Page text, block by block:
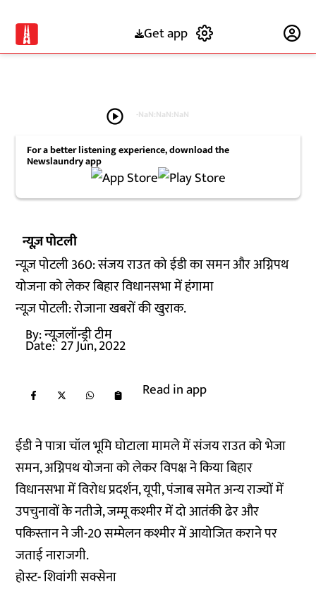
Get app
play_circle -NaN:NaN:NaN
For a better listening experience, download the
Newslaundry app
न्यूज़ पोटली
न्यूज़ पोटली 360: संजय राउत को ईडी का समन और अग्निपथ
योजना को लेकर बिहार विधानसभा में हंगामा
न्यूज़ पोटली: रोजाना खबरों की खुराक.
By:न्यूज़लॉन्ड्री टीम
Date: 27 Jun, 2022
Read in app
ईडी ने पात्रा चॉल भूमि घोटाला मामले में संजय राउत को भेजा
समन, अग्निपथ योजना को लेकर विपक्ष ने किया बिहार
विधानसभा में विरोध प्रदर्शन, यूपी, पंजाब समेत अन्य राज्यों में
उपचुनावों के नतीजे, जम्मू कश्मीर में दो आतंकी ढेर और
पकिस्तान ने जी-20 सम्मेलन कश्मीर में आयोजित कराने पर
जताई नाराजगी.
होस्ट- शिवांगी सक्सेना